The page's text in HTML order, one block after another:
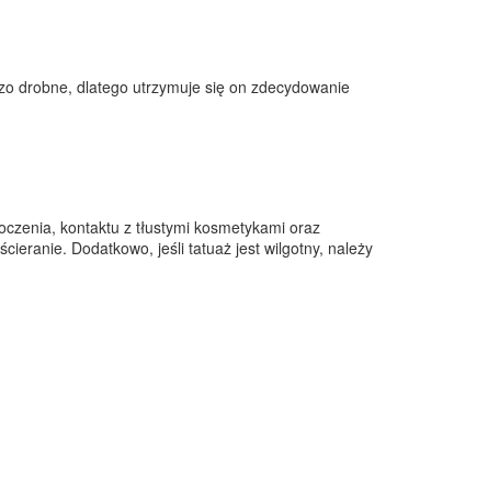
drobne, dlatego utrzymuje się on zdecydowanie
kontaktu z tłustymi kosmetykami oraz
Dodatkowo, jeśli tatuaż jest wilgotny, należy